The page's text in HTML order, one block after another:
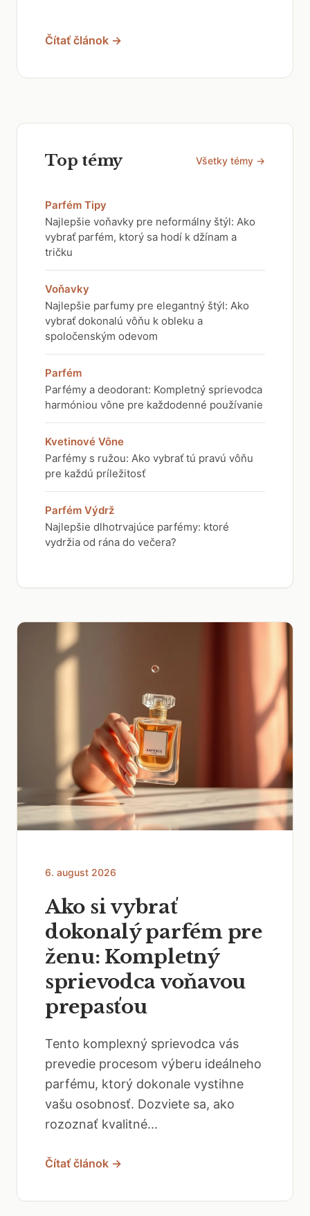
Čítať článok →
Top témy Všetky témy →
Parfém Tipy
Najlepšie voňavky pre neformálny štýl: Ako
vybrať parfém, ktorý sa hodí k džínam a
tričku
Voňavky
Najlepšie parfumy pre elegantný štýl: Ako
vybrať dokonalú vôňu k obleku a
spoločenským odevom
Parfém
Parfémy a deodorant: Kompletný sprievodca
harmóniou vône pre každodenné používanie
Kvetinové Vône
Parfémy s ružou: Ako vybrať tú pravú vôňu
pre každú príležitosť
Parfém Výdrž
Najlepšie dlhotrvajúce parfémy: ktoré
vydržia od rána do večera?
6. august 2026
Ako si vybrať
dokonalý parfém pre
ženu: Kompletný
sprievodca voňavou
prepasťou
Tento komplexný sprievodca vás
prevedie procesom výberu ideálneho
parfému, ktorý dokonale vystihne
vašu osobnosť. Dozviete sa, ako
rozoznať kvalitné...
Čítať článok →